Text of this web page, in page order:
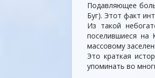
Подавляющее
Буг). Этот факт
Из такой
поселившиеся на
массовому
Это краткая
упоминать во